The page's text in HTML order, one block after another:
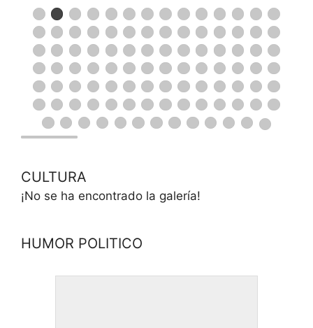
CULTURA
¡No se ha encontrado la galería!
HUMOR POLITICO